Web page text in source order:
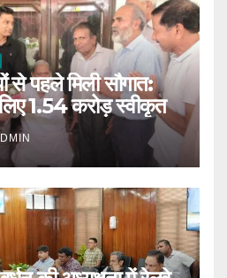
से पहले मिली सौगात:
1.54 करोड़ स्वीकृत